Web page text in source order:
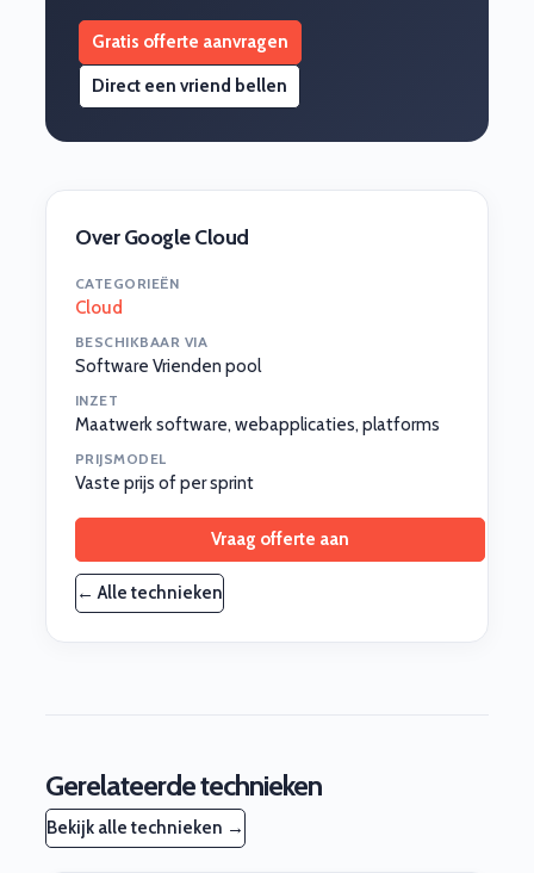
Gratis offerte aanvragen
Direct een vriend bellen
Over Google Cloud
CATEGORIEËN
Cloud
BESCHIKBAAR VIA
Software Vrienden pool
INZET
Maatwerk software, webapplicaties, platforms
PRIJSMODEL
Vaste prijs of per sprint
Vraag offerte aan
← Alle technieken
Gerelateerde technieken
Bekijk alle technieken →